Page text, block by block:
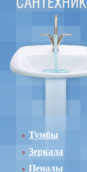
Тумбы
Зеркала
Пеналы